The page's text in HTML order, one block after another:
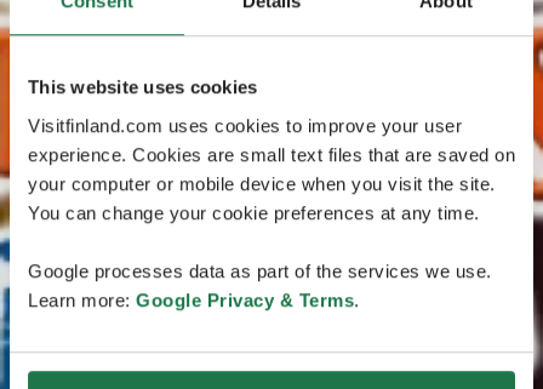
This website uses cookies
Visitfinland.com uses cookies to improve your user
experience. Cookies are small text files that are saved on
your computer or mobile device when you visit the site.
You can change your cookie preferences at any time.
Google processes data as part of the services we use.
Learn more: Google Privacy & Terms.